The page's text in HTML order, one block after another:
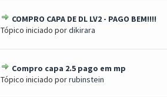
COMPRO CAPA DE DL LV2 - PAGO BEM!!!!
Tópico iniciado pordikirara
1 Voto(s) - 5 de 5 em média
2 345
Compro capa 2.5 pago em mp
Tópico iniciado porrubinstein
1 Voto(s) - 5 de 5 em média
12 345